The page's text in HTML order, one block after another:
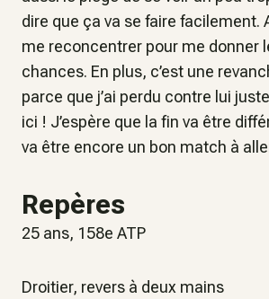
dire que ça va se faire facilement.
me reconcentrer pour me donner
chances. En plus, c’est une
parce que j’ai perdu contre lui
ici ! J’espère que la fin va être
va être encore un bon match à
Repères
25 ans, 158e ATP
Droitier, revers à deux mains